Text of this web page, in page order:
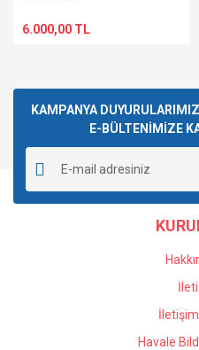
6.000,00 TL
KAMPANYA
E-BÜLTENİMİZE
Havale